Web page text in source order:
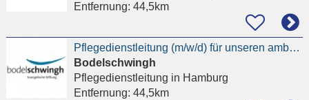
Entfernung: 44,5km
Pflegedienstleitung (m/w/d) für unseren ambulanten Dienst am Standort Hamburg-Horn mind. 32 Std -
Bodelschwingh
Pflegedienstleitung in Hamburg
Entfernung: 44,5km